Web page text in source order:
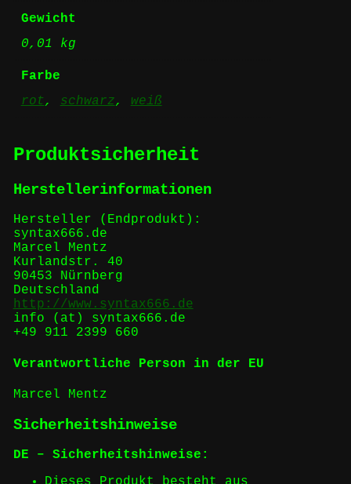
Gewicht
0,01 kg
Farbe
rot, schwarz, weiß
Produktsicherheit
Herstellerinformationen
Hersteller (Endprodukt):
syntax666.de
Marcel Mentz
Kurlandstr. 40
90453 Nürnberg
Deutschland
http://www.syntax666.de
info (at) syntax666.de
+49 911 2399 660
Verantwortliche Person in der EU
Marcel Mentz
Sicherheitshinweise
DE – Sicherheitshinweise: